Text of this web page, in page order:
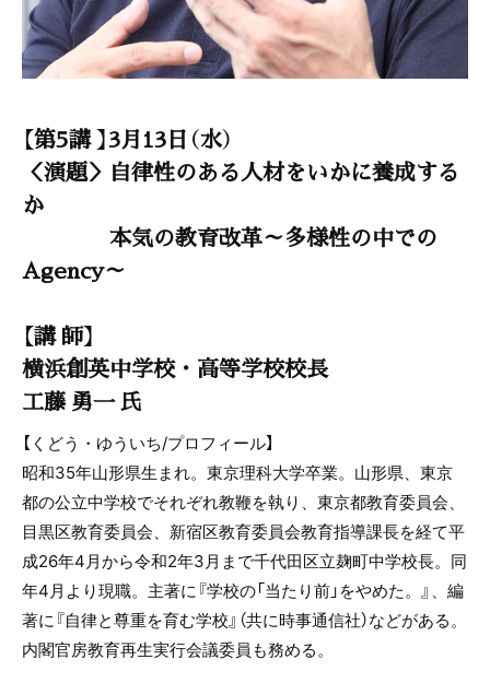
【第5講 】3月13日（水）
＜演題＞自律性のある人材をいかに養成する
か
本気の教育改革～多様性の中での
Agency～
【講 師】
横浜創英中学校・高等学校校長
工藤 勇一 氏
【くどう・ゆういち/プロフィール】
昭和35年山形県生まれ。東京理科大学卒業。山形県、東京
都の公立中学校でそれぞれ教鞭を執り、東京都教育委員会、
目黒区教育委員会、新宿区教育委員会教育指導課長を経て平
成26年4月から令和2年3月まで千代田区立麹町中学校長。同
年4月より現職。主著に『学校の「当たり前」をやめた。』、編
著に『自律と尊重を育む学校』（共に時事通信社）などがある。
内閣官房教育再生実行会議委員も務める。